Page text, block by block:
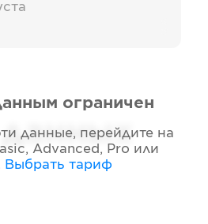
ограничен
данные, перейдите на
Advanced, Pro или
Выбрать тариф